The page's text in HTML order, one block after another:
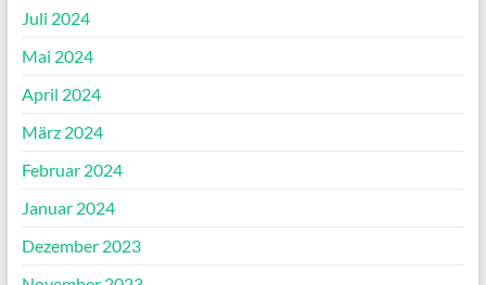
Juli 2024
Mai 2024
April 2024
März 2024
Februar 2024
Januar 2024
Dezember 2023